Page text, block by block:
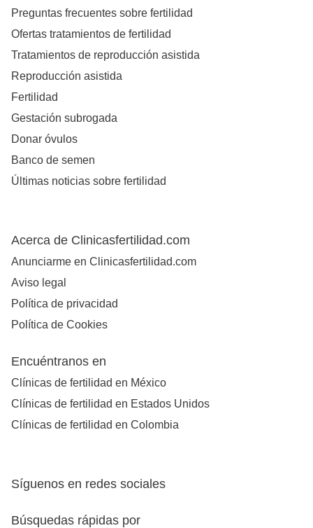
Preguntas frecuentes sobre fertilidad
Ofertas tratamientos de fertilidad
Tratamientos de reproducción asistida
Reproducción asistida
Fertilidad
Gestación subrogada
Donar óvulos
Banco de semen
Últimas noticias sobre fertilidad
Acerca de Clinicasfertilidad.com
Anunciarme en Clinicasfertilidad.com
Aviso legal
Política de privacidad
Política de Cookies
Encuéntranos en
Clínicas de fertilidad en México
Clínicas de fertilidad en Estados Unidos
Clínicas de fertilidad en Colombia
Síguenos en redes sociales
Búsquedas rápidas por